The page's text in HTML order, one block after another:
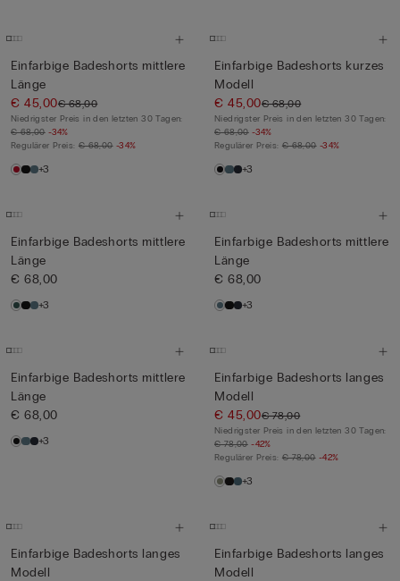
Einfarbige Badeshorts mittlere
Länge
€ 45,00€ 68,00
Niedrigster Preis in den letzten 30 Tagen:
€ 68,00 -34%
Regulärer Preis: € 68,00 -34%
+3
Einfarbige Badeshorts kurzes
Modell
€ 45,00€ 68,00
Niedrigster Preis in den letzten 30 Tagen:
€ 68,00 -34%
Regulärer Preis: € 68,00 -34%
+3
Einfarbige Badeshorts mittlere
Länge
€ 68,00
+3
Einfarbige Badeshorts mittlere
Länge
€ 68,00
+3
Einfarbige Badeshorts mittlere
Länge
€ 68,00
+3
Einfarbige Badeshorts langes
Modell
€ 45,00€ 78,00
Niedrigster Preis in den letzten 30 Tagen:
€ 78,00 -42%
Regulärer Preis: € 78,00 -42%
+3
Einfarbige Badeshorts langes
Modell
Einfarbige Badeshorts langes
Modell